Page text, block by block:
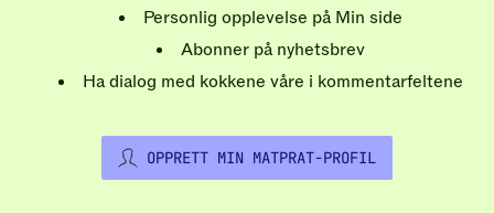
Personlig opplevelse på Min side
Abonner på nyhetsbrev
Ha dialog med kokkene våre i kommentarfeltene
OPPRETT MIN MATPRAT-PROFIL